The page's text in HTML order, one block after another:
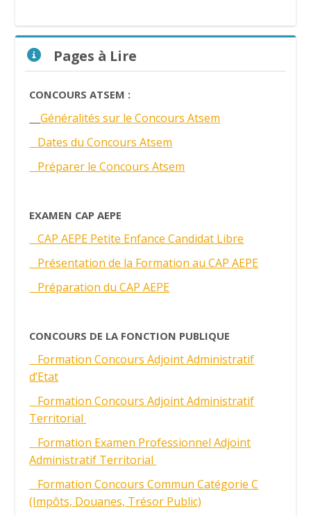
Passer Pages à Lire
Pages à Lire
CONCOURS ATSEM :
Généralités sur le Concours Atsem
Dates du Concours Atsem
Préparer le Concours Atsem
EXAMEN CAP AEPE
CAP AEPE Petite Enfance Candidat Libre
Présentation de la Formation au CAP AEPE
Préparation du CAP AEPE
CONCOURS DE LA FONCTION PUBLIQUE
Formation Concours Adjoint Administratif
d’Etat
Formation Concours Adjoint Administratif
Territorial
Formation Examen Professionnel Adjoint
Administratif Territorial
Formation Concours Commun Catégorie C
(Impôts, Douanes, Trésor Public)